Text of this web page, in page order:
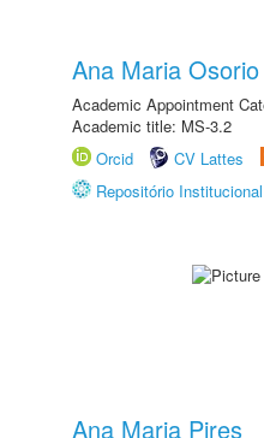
Ana Maria
Academic Appointment
Academic title: MS-3.2
Orcid
CV Lattes
Repositório
Ana Maria Pires